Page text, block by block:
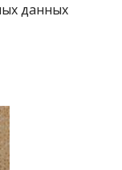
данных